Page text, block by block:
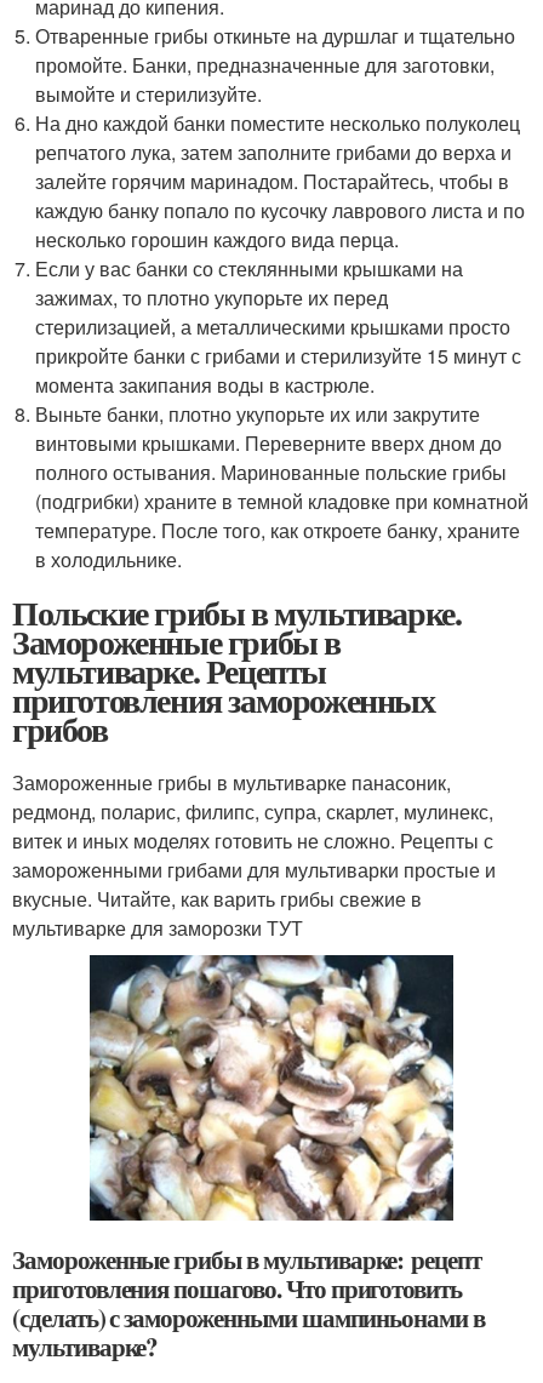
маринад до кипения.
Отваренные грибы откиньте на дуршлаг и тщательно
промойте. Банки, предназначенные для заготовки,
вымойте и стерилизуйте.
На дно каждой банки поместите несколько полуколец
репчатого лука, затем заполните грибами до верха и
залейте горячим маринадом. Постарайтесь, чтобы в
каждую банку попало по кусочку лаврового листа и по
несколько горошин каждого вида перца.
Если у вас банки со стеклянными крышками на
зажимах, то плотно укупорьте их перед
стерилизацией, а металлическими крышками просто
прикройте банки с грибами и стерилизуйте 15 минут с
момента закипания воды в кастрюле.
Выньте банки, плотно укупорьте их или закрутите
винтовыми крышками. Переверните вверх дном до
полного остывания. Маринованные польские грибы
(подгрибки) храните в темной кладовке при комнатной
температуре. После того, как откроете банку, храните
в холодильнике.
Польские грибы в мультиварке.
Замороженные грибы в
мультиварке. Рецепты
приготовления замороженных
грибов
Замороженные грибы в мультиварке панасоник,
редмонд, поларис, филипс, супра, скарлет, мулинекс,
витек и иных моделях готовить не сложно. Рецепты с
замороженными грибами для мультиварки простые и
вкусные. Читайте, как варить грибы свежие в
мультиварке для заморозки ТУТ
Замороженные грибы в мультиварке: рецепт
приготовления пошагово. Что приготовить
(сделать) с замороженными шампиньонами в
мультиварке?